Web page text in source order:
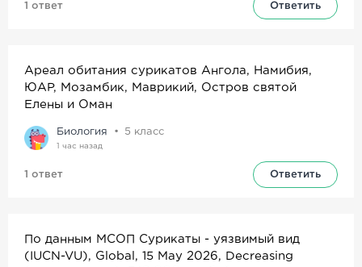
ОБЖ Технология
1 ответ Ответить
Ареал обитания сурикатов Ангола, Намибия,
ЮАР, Мозамбик, Маврикий, Остров святой
Елены и Оман
Биология 5 класс
1 час назад
1 ответ Ответить
По данным МСОП Сурикаты - уязвимый вид
(IUCN-VU), Global, 15 May 2026, Decreasing